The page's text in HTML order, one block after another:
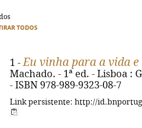
TODOS
1 -Eu vinha para a vida e
Machado. - 1ª ed. - Lisboa :
- ISBN 978-989-9323-08-7
Link persistente: http://